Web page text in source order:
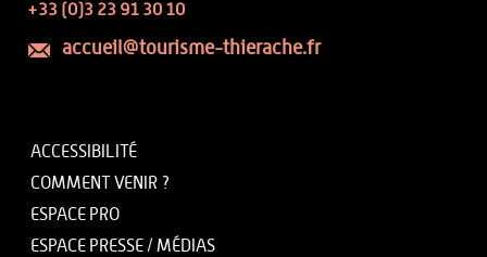
+33 (0)3 23 91 30 10
accueil@tourisme-thierache.fr
ACCESSIBILITÉ
COMMENT VENIR ?
ESPACE PRO
ESPACE PRESSE / MÉDIAS